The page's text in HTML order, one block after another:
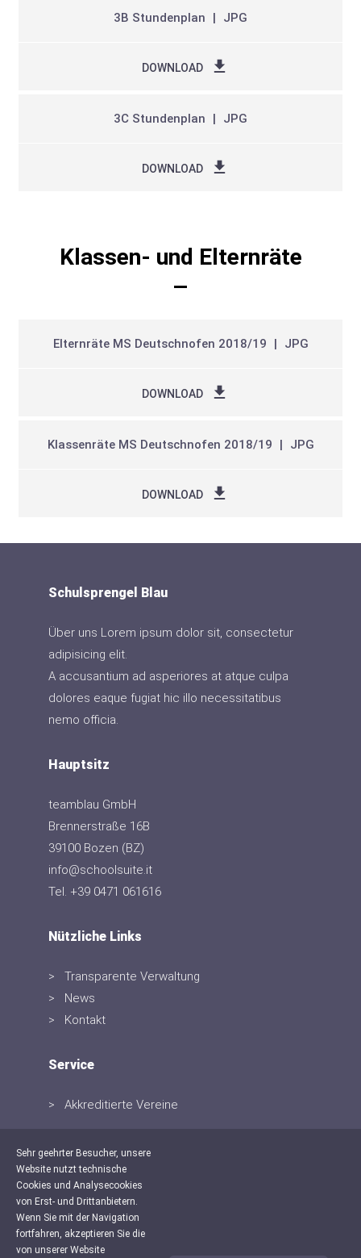
3B Stundenplan JPG
DOWNLOAD
3C Stundenplan JPG
DOWNLOAD
Klassen- und Elternräte
Elternräte MS Deutschnofen 2018/19 JPG
DOWNLOAD
Klassenräte MS Deutschnofen 2018/19 JPG
DOWNLOAD
Schulsprengel Blau
Über uns Lorem ipsum dolor sit, consectetur
adipisicing elit.
A accusantium ad asperiores at atque culpa
dolores eaque fugiat hic illo necessitatibus
nemo officia.
Hauptsitz
teamblau GmbH
Brennerstraße 16B
39100 Bozen (BZ)
info@schoolsuite.it
Tel. +39 0471 061616
Nützliche Links
Transparente Verwaltung
News
Kontakt
Service
Akkreditierte Vereine
Sehr geehrter Besucher, unsere
Website nutzt technische
Cookies und Analysecookies
von Erst- und Drittanbietern.
Wenn Sie mit der Navigation
fortfahren, akzeptieren Sie die
von unserer Website